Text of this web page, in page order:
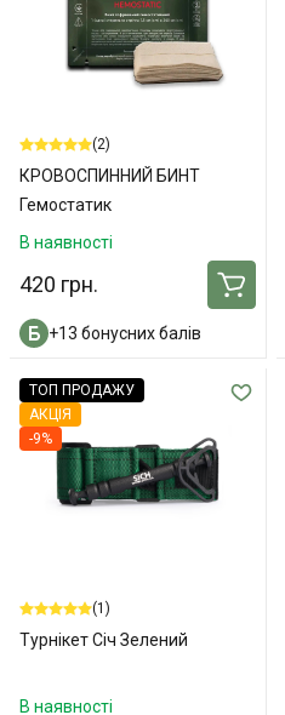
(2)
КРОВОСПИННИЙ БИНТ
Гемостатик
В наявності
420 грн.
+13 бонусних балів
ТОП ПРОДАЖУ
АКЦІЯ
-9%
(1)
Турнікет Січ Зелений
В наявності